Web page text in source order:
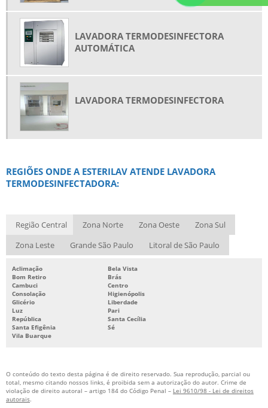
LAVADORA TERMODESINFECTORA
AUTOMÁTICA
LAVADORA TERMODESINFECTORA
REGIÕES ONDE A ESTERILAV ATENDE LAVADORA
TERMODESINFECTADORA:
Região Central Zona Norte Zona Oeste
Zona Sul
Zona Leste
Grande São Paulo Litoral de São Paulo
Aclimação
Bela Vista
Bom Retiro
Brás
Cambuci
Centro
Consolação
Higienópolis
Glicério
Liberdade
Luz
Pari
República
Santa Cecília
Santa Efigênia
Sé
Vila Buarque
O conteúdo do texto desta página é de direito reservado. Sua reprodução, parcial ou
total, mesmo citando nossos links, é proibida sem a autorização do autor. Crime de
violação de direito autoral – artigo 184 do Código Penal – Lei 9610/98 - Lei de direitos
autorais.